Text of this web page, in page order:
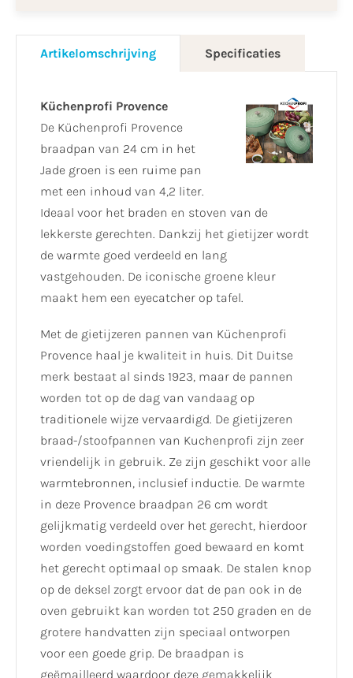
Artikelomschrijving Specificaties
Küchenprofi Provence
De Küchenprofi Provence
braadpan van 24 cm in het
Jade groen is een ruime pan
met een inhoud van 4,2 liter.
Ideaal voor het braden en stoven van de
lekkerste gerechten. Dankzij het gietijzer wordt
de warmte goed verdeeld en lang
vastgehouden. De iconische groene kleur
maakt hem een eyecatcher op tafel.
Met de gietijzeren pannen van Küchenprofi
Provence haal je kwaliteit in huis. Dit Duitse
merk bestaat al sinds 1923, maar de pannen
worden tot op de dag van vandaag op
traditionele wijze vervaardigd. De gietijzeren
braad-/stoofpannen van Kuchenprofi zijn zeer
vriendelijk in gebruik. Ze zijn geschikt voor alle
warmtebronnen, inclusief inductie. De warmte
in deze Provence braadpan 26 cm wordt
gelijkmatig verdeeld over het gerecht, hierdoor
worden voedingstoffen goed bewaard en komt
het gerecht optimaal op smaak. De stalen knop
op de deksel zorgt ervoor dat de pan ook in de
oven gebruikt kan worden tot 250 graden en de
grotere handvatten zijn speciaal ontworpen
voor een goede grip. De braadpan is
geëmailleerd waardoor deze gemakkelijk